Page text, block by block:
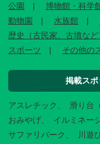
公園
博物館・科学
動物園
水族館
歴史（古民家、古墳など
スポーツ
その他の
掲載ス
アスレチック 滑り台
おみやげ
イルミネー
サファリパーク
川遊